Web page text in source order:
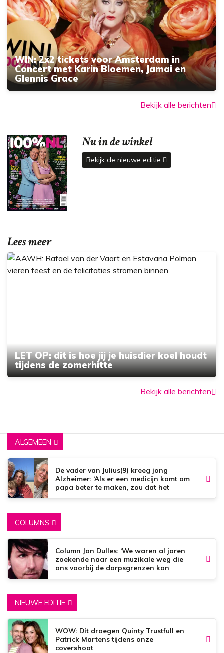
WIN: 2x2 tickets voor Amsterdam in
Concert met Karin Bloemen, Jamai en
Glennis Grace
Bekijk alle berichten
Nu in de winkel
Bekijk de nieuwe editie
Lees meer
LET OP: dit is hoe jij je huisdier koel houdt
tijdens de zomerhitte
Bekijk alle berichten
ALGEMEEN
De vader van Julius(9) kreeg jong
Alzheimer: ‘Als er een medicijn komt om
papa beter te maken, zou dat het
COLUMNS
Column Jan Dulles: ‘We waren al jaren
zoekende naar een muzikale weg die
ons voorbij de dorpsgrenzen kon
NIEUWE EDITIE
WOW: Dít droegen Quinty Trustfull en
Patrick Martens tijdens onze
covershoot